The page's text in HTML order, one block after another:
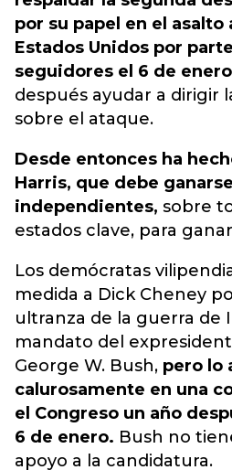
por su papel en el asalto
Estados Unidos por
seguidores el 6 de
después ayudar a dirigir
sobre el ataque.
Desde entonces ha
Harris, que debe
independientes, sobre
estados clave, para
Los demócratas
medida a Dick Cheney
ultranza de la guerra de
mandato del
George W. Bush, pero lo
calurosamente en una
el Congreso un año
6 de enero. Bush no
apoyo a la candidatura.